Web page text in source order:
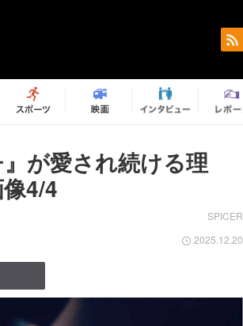
が愛され続ける理
4/4
SPICER
2025.12.20